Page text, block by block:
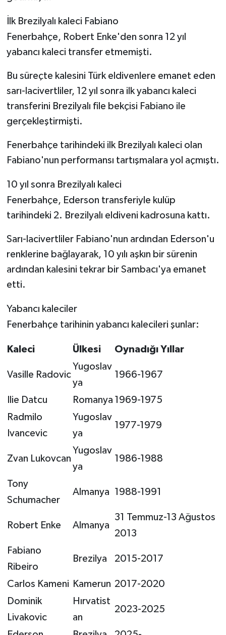
İlk Brezilyalı kaleci Fabiano
Fenerbahçe, Robert Enke'den sonra 12 yıl
yabancı kaleci transfer etmemişti.
Bu süreçte kalesini Türk eldivenlere emanet eden
sarı-lacivertliler, 12 yıl sonra ilk yabancı kaleci
transferini Brezilyalı file bekçisi Fabiano ile
gerçekleştirmişti.
Fenerbahçe tarihindeki ilk Brezilyalı kaleci olan
Fabiano'nun performansı tartışmalara yol açmıştı.
10 yıl sonra Brezilyalı kaleci
Fenerbahçe, Ederson transferiyle kulüp
tarihindeki 2. Brezilyalı eldiveni kadrosuna kattı.
Sarı-lacivertliler Fabiano'nun ardından Ederson'u
renklerine bağlayarak, 10 yılı aşkın bir sürenin
ardından kalesini tekrar bir Sambacı'ya emanet
etti.
Yabancı kaleciler
Fenerbahçe tarihinin yabancı kalecileri şunlar:
Kaleci Ülkesi Oynadığı Yıllar
Vasille Radovic
Yugoslav
ya
1966-1967
Ilie Datcu Romanya 1969-1975
Radmilo
Ivancevic
Yugoslav
ya
1977-1979
Zvan Lukovcan
Yugoslav
ya
1986-1988
Tony
Schumacher
Almanya 1988-1991
Robert Enke Almanya
31 Temmuz-13 Ağustos
2013
Fabiano
Ribeiro
Brezilya 2015-2017
Carlos Kameni Kamerun 2017-2020
Dominik
Livakovic
Hırvatist
an
2023-2025